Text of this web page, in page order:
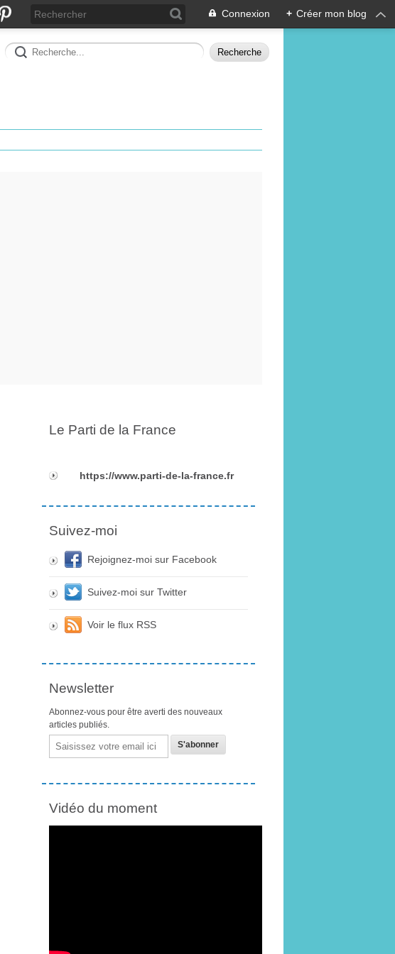
Connexion + Créer mon blog
Le Parti de la France
https://www.parti-de-la-france.fr
Suivez-moi
Rejoignez-moi sur Facebook
Suivez-moi sur Twitter
Voir le flux RSS
Newsletter
Abonnez-vous pour être averti des nouveaux
articles publiés.
Email
Vidéo du moment